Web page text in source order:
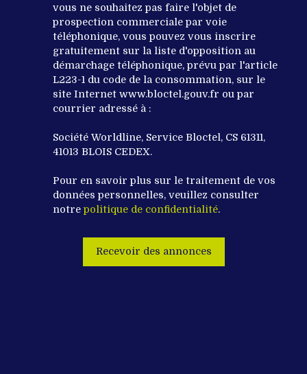
vous ne souhaitez pas faire l'objet de
prospection commerciale par voie
téléphonique, vous pouvez vous inscrire
gratuitement sur la liste d'opposition au
démarchage téléphonique, prévu par l'article
L223-1 du code de la consommation, sur le
site Internet www.bloctel.gouv.fr ou par
courrier adressé à :
Société Worldline, Service Bloctel, CS 61311,
41013 BLOIS CEDEX.
Pour en savoir plus sur le traitement de vos
données personnelles, veuillez consulter
notre politique de confidentialité.
Recevoir des annonces